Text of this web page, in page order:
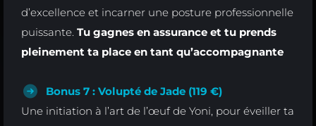
d’excellence et incarner une posture professionnelle
puissante. Tu gagnes en assurance et tu prends
pleinement ta place en tant qu’accompagnante
Bonus 7 : Volupté de Jade (119 €)
Une initiation à l’art de l’œuf de Yoni, pour éveiller ta